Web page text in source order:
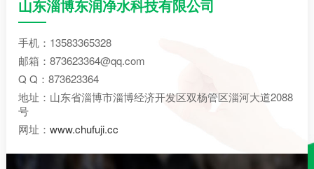
山东淄博东润净水科技有限公司
手机：13583365328
邮箱：873623364@qq.com
Q Q：873623364
地址：山东省淄博市淄博经济开发区双杨管区淄河大道2088
号
网址：www.chufuji.cc